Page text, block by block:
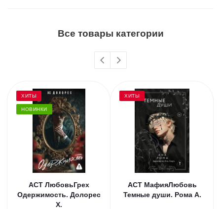
Все товары категории
ХИТЫ
НОВИНКИ
АСТ ЛюбовьГрех
Одержимость. Долорес
Х.
ХИТЫ
АСТ МафияЛюбовь
Темные души. Рома А.